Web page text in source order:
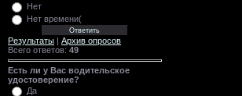
Нет
Нет времени(
Результаты
Архив опросов
Всего ответов: 49
Есть ли у Вас водительское
удостоверение?
Да